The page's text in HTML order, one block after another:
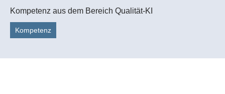
Kompetenz aus dem Bereich Qualität-KI
Kompetenz